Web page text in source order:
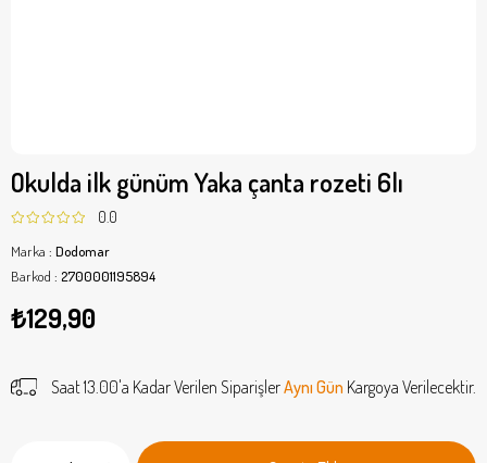
Okulda ilk günüm Yaka çanta rozeti 6lı
0.0
Marka : Dodomar
Barkod : 2700001195894
₺129,90
Saat 13.00'a Kadar Verilen SiparişlerAynı Gün Kargoya Verilecektir.